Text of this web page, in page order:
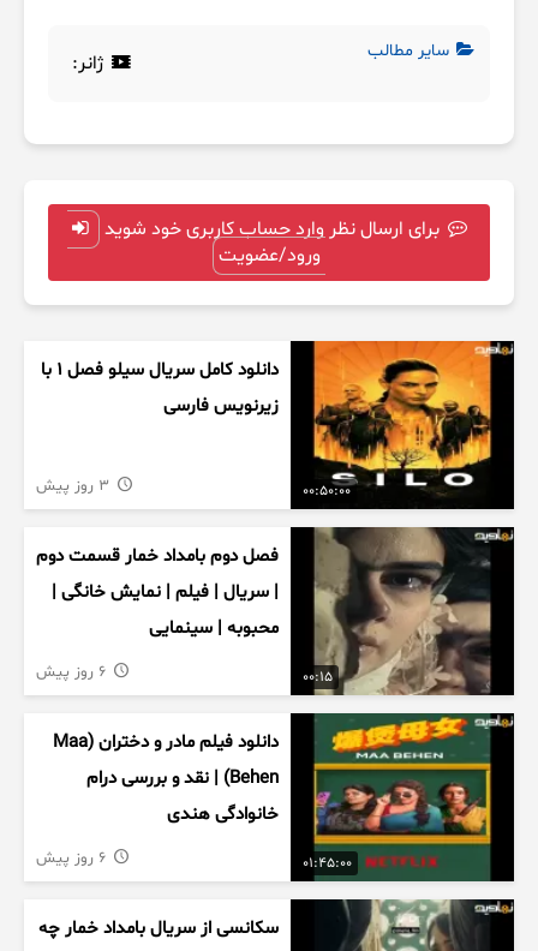
سایر مطالب ژانر:
برای ارسال نظر وارد حساب کاربری خود شوید
ورود/عضویت
00:50:00
دانلود کامل سریال سیلو فصل ۱ با
زیرنویس فارسی
00:15
فصل دوم بامداد خمار قسمت دوم
| سریال | فیلم | نمایش خانگی |
محبوبه | سینمایی
01:45:00
دانلود فیلم مادر و دختران (Maa
Behen) | نقد و بررسی درام
خانوادگی هندی
سکانسی از سریال بامداد خمار چه